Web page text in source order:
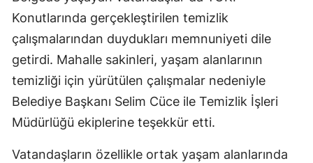
Konutlarında gerçekleştirilen temizlik
çalışmalarından duydukları memnuniyeti dile
getirdi. Mahalle sakinleri, yaşam alanlarının
temizliği için yürütülen çalışmalar nedeniyle
Belediye Başkanı Selim Cüce ile Temizlik İşleri
Müdürlüğü ekiplerine teşekkür etti.
Vatandaşların özellikle ortak yaşam alanlarında